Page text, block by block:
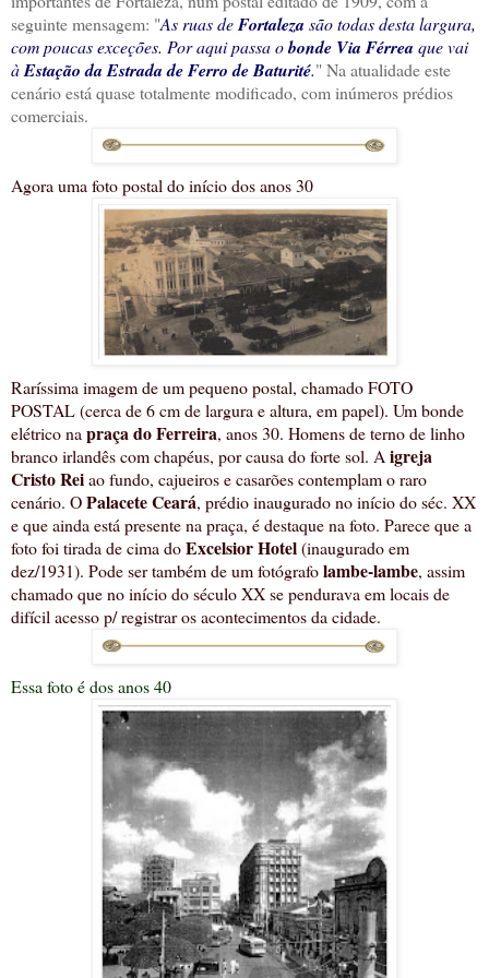
seguinte mensagem: "As ruas deFortaleza são todas desta largura,
com poucas exceções. Por aqui passa obonde Via Férrea que vai
àEstação da Estrada de Ferro de Baturité." Na atualidade este
cenário está quase totalmente modificado, com inúmeros prédios
comerciais.
Agora uma foto postal do início dos anos 30
Raríssima imagem de um pequeno postal, chamado FOTO
POSTAL (cerca de 6 cm de largura e altura, em papel). Um bonde
elétrico na praça do Ferreira, anos 30. Homens de terno de linho
branco irlandês com chapéus, por causa do forte sol. A igreja
Cristo Reiao fundo, cajueiros e casarões contemplam o raro
cenário. OPalacete Ceará, prédio inaugurado no início do séc. XX
e que ainda está presente na praça, é destaque na foto. Parece que a
foto foi tirada de cima doExcelsior Hotel(inaugurado em
dez/1931). Pode ser também de um fotógrafolambe-lambe, assim
chamado que no início do século XX se pendurava em locais de
difícil acesso p/ registrar os acontecimentos da cidade.
Essa foto é dos anos 40